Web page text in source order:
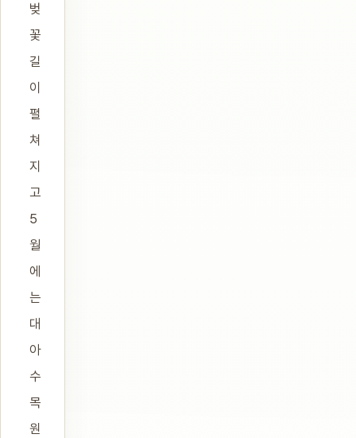
벚
꽃
길
이
펼
쳐
지
고
5
월
에
는
대
아
수
목
원